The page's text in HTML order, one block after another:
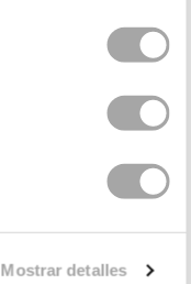
Mostrar detalles